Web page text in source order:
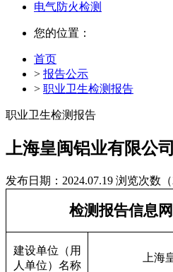
电气防火检测
您的位置：
首页
> 报告公示
> 职业卫生检测报告
职业卫生检测报告
上海皇闽铝业有限公司
发布日期：2024.07.19 浏览次数（
检测报告信息
建设单位（用
人单位）名称
上海